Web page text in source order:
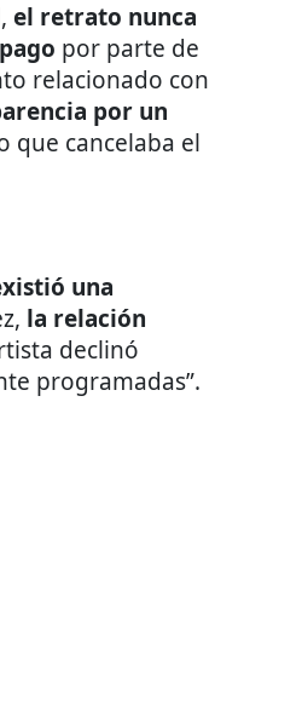
el retrato nunca
por parte de
relacionado con
por un
que cancelaba el
una
la relación
declinó
programadas”.